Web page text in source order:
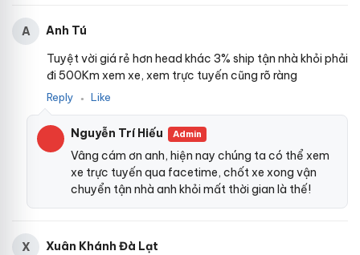
A
Anh Tú
Tuyệt vời giá rẻ hơn head khác 3% ship tận nhà khỏi phải
đi 500Km xem xe, xem trực tuyến cũng rõ ràng
Reply ● Like
Nguyễn Trí Hiếu Admin
Vâng cám ơn anh, hiện nay chúng ta có thể xem
xe trực tuyến qua facetime, chốt xe xong vận
chuyển tận nhà anh khỏi mất thời gian là thế!
X
Xuân Khánh Đà Lạt